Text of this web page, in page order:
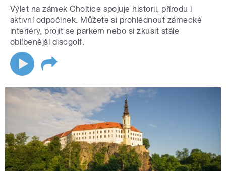
Výlet na zámek Choltice spojuje historii, přírodu i
aktivní odpočinek. Můžete si prohlédnout zámecké
interiéry, projít se parkem nebo si zkusit stále
oblíbenější discgolf.